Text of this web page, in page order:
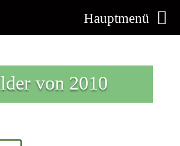
von 2010
Hauptmenü